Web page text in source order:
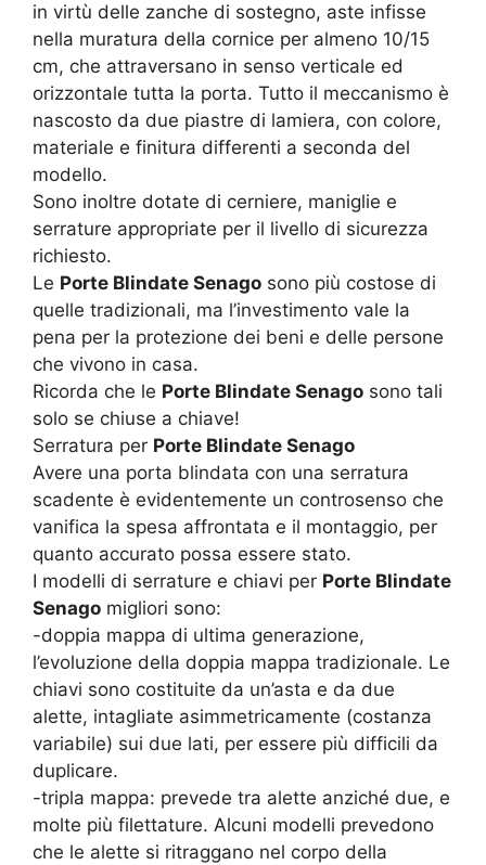
in virtù delle zanche di sostegno, aste infisse
nella muratura della cornice per almeno 10/15
cm, che attraversano in senso verticale ed
orizzontale tutta la porta. Tutto il meccanismo è
nascosto da due piastre di lamiera, con colore,
materiale e finitura differenti a seconda del
modello.
Sono inoltre dotate di cerniere, maniglie e
serrature appropriate per il livello di sicurezza
richiesto.
Le Porte Blindate Senago sono più costose di
quelle tradizionali, ma l’investimento vale la
pena per la protezione dei beni e delle persone
che vivono in casa.
Ricorda che le Porte Blindate Senago sono tali
solo se chiuse a chiave!
Serratura per Porte Blindate Senago
Avere una porta blindata con una serratura
scadente è evidentemente un controsenso che
vanifica la spesa affrontata e il montaggio, per
quanto accurato possa essere stato.
I modelli di serrature e chiavi per Porte Blindate
Senago migliori sono:
-doppia mappa di ultima generazione,
l’evoluzione della doppia mappa tradizionale. Le
chiavi sono costituite da un’asta e da due
alette, intagliate asimmetricamente (costanza
variabile) sui due lati, per essere più difficili da
duplicare.
-tripla mappa: prevede tra alette anziché due, e
molte più filettature. Alcuni modelli prevedono
che le alette si ritraggano nel corpo della